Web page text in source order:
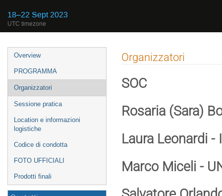
18–22 Sept 2023
UTC timezone
Event
menu
Overview
PROGRAMMA
Organizzatori
Sessione pratica
Location e informazioni
logistiche
Codice di condotta
FOTO UFFICIALI
Prodotti finali
Organizzatori
SOC
Rosaria (Sara)
Laura Leonardi -
Marco Miceli -